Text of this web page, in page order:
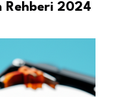
Rehberi 2024